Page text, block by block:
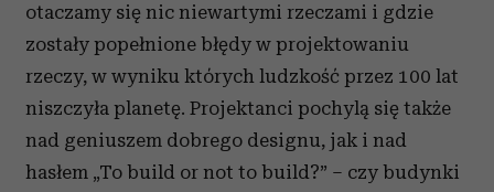
otaczamy się nic niewartymi rzeczami i gdzie
zostały popełnione błędy w projektowaniu
rzeczy, w wyniku których ludzkość przez 100 lat
niszczyła planetę. Projektanci pochylą się także
nad geniuszem dobrego designu, jak i nad
hasłem „To build or not to build?” – czy budynki